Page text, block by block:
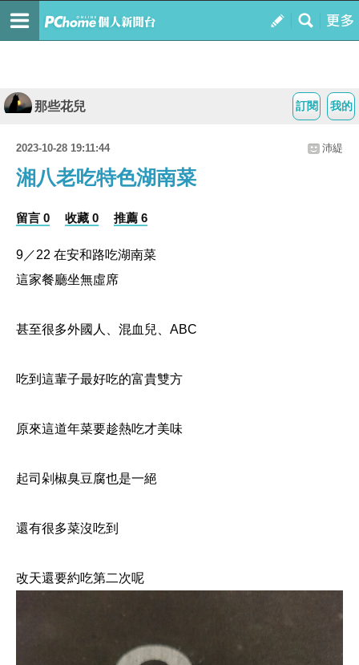
我的
訂閱
那些花兒
2023-10-28 19:11:44 沛緹
湘八老吃特色湖南菜
留言 0 收藏 0 推薦 6
9／22 在安和路吃湖南菜
這家餐廳坐無虛席
甚至很多外國人、混血兒、ABC
吃到這輩子最好吃的富貴雙方
原來這道年菜要趁熱吃才美味
起司剁椒臭豆腐也是一絕
還有很多菜沒吃到
改天還要約吃第二次呢